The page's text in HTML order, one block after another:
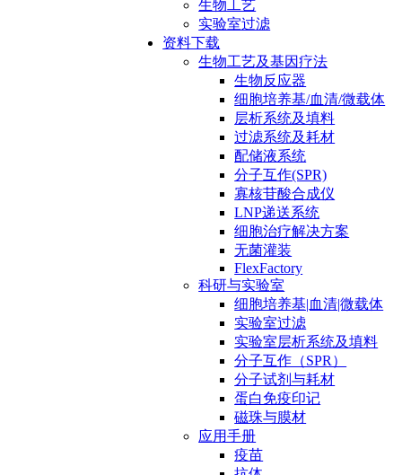
生物工艺
实验室过滤
资料下载
生物工艺及基因疗法
生物反应器
细胞培养基/血清/微载体
层析系统及填料
过滤系统及耗材
配储液系统
分子互作(SPR)
寡核苷酸合成仪
LNP递送系统
细胞治疗解决方案
无菌灌装
FlexFactory
科研与实验室
细胞培养基|血清|微载体
实验室过滤
实验室层析系统及填料
分子互作（SPR）
分子试剂与耗材
蛋白免疫印记
磁珠与膜材
应用手册
疫苗